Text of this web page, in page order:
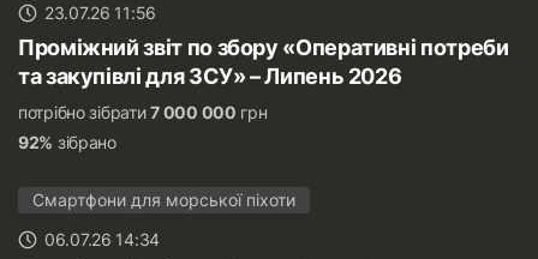
23.07.26 11:56
Проміжний звіт по збору «Оперативні потреби
та закупівлі для ЗСУ» – Липень 2026
потрібно зібрати7 000 000 грн
92% зібрано
Смартфони для морської піхоти
06.07.26 14:34